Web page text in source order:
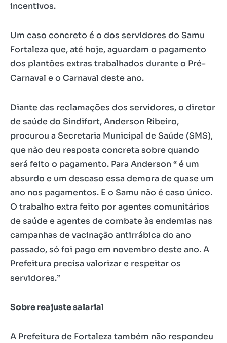
incentivos.
Um caso concreto é o dos servidores do Samu
Fortaleza que, até hoje, aguardam o pagamento
dos plantões extras trabalhados durante o Pré-
Carnaval e o Carnaval deste ano.
Diante das reclamações dos servidores, o diretor
de saúde do Sindifort, Anderson Ribeiro,
procurou a Secretaria Municipal de Saúde (SMS),
que não deu resposta concreta sobre quando
será feito o pagamento. Para Anderson “ é um
absurdo e um descaso essa demora de quase um
ano nos pagamentos. E o Samu não é caso único.
O trabalho extra feito por agentes comunitários
de saúde e agentes de combate às endemias nas
campanhas de vacinação antirrábica do ano
passado, só foi pago em novembro deste ano. A
Prefeitura precisa valorizar e respeitar os
servidores.”
Sobre reajuste salarial
A Prefeitura de Fortaleza também não respondeu